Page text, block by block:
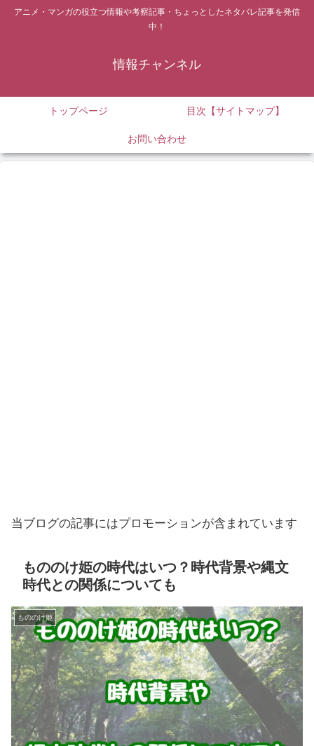
アニメ・マンガの役立つ情報や考察記事・ちょっとしたネタバレ記事を発信
中！
情報チャンネル
トップページ 目次【サイトマップ】
お問い合わせ
当ブログの記事にはプロモーションが含まれています
もののけ姫の時代はいつ？時代背景や縄文
時代との関係についても
もののけ姫